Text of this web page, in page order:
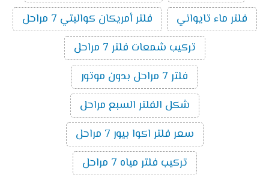
فلتر ماء تايواني
فلتر أمريكان كواليتي 7 مراحل
تركيب شمعات فلتر 7 مراحل
فلتر 7 مراحل بدون موتور
شكل الفلتر السبع مراحل
سعر فلتر اكوا بيور 7 مراحل
تركيب فلتر مياه 7 مراحل